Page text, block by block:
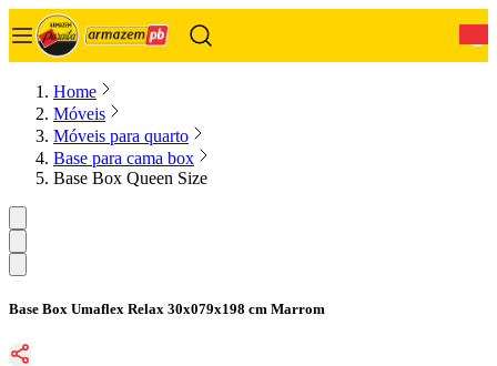
Home
Móveis
Móveis para quarto
Base para cama box
Base Box Queen Size
Base Box Umaflex Relax 30x079x198 cm Marrom